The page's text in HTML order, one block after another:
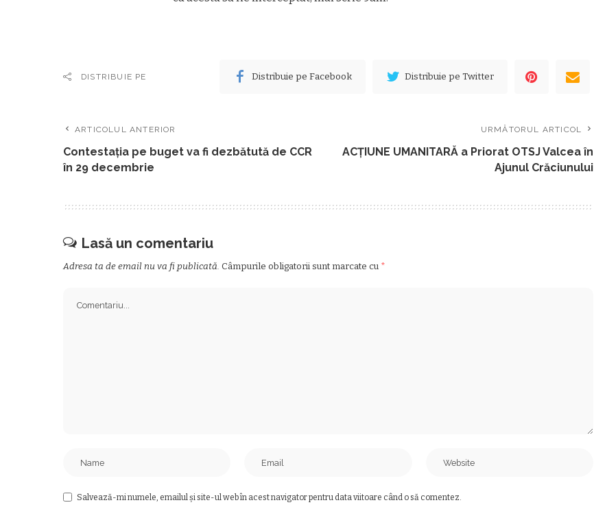
DISTRIBUIE PE Distribuie pe Facebook Distribuie pe Twitter
ARTICOLUL ANTERIOR
Contestaţia pe buget va fi dezbătută de CCR
în 29 decembrie
URMĂTORUL ARTICOL
ACȚIUNE UMANITARĂ a Priorat OTSJ Valcea în
Ajunul Crăciunului
Lasă un comentariu
Adresa ta de email nu va fi publicată. Câmpurile obligatorii sunt marcate cu *
Salvează-mi numele, emailul și site-ul web în acest navigator pentru data viitoare când o să comentez.